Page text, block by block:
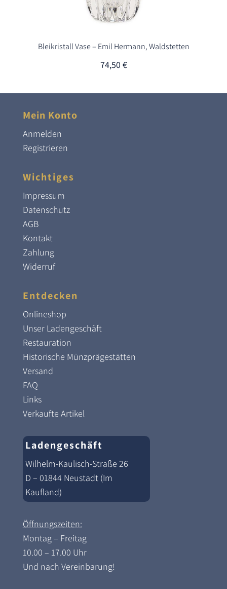
Bleikristall Vase – Emil Hermann, Waldstetten
74,50 €
Mein Konto
Anmelden
Registrieren
Wichtiges
Impressum
Datenschutz
AGB
Kontakt
Zahlung
Widerruf
Entdecken
Onlineshop
Unser Ladengeschäft
Restauration
Historische Münzprägestätten
Versand
FAQ
Links
Verkaufte Artikel
Ladengeschäft
Wilhelm-Kaulisch-Straße 26
D – 01844 Neustadt (Im
Kaufland)
Öffnungszeiten:
Montag – Freitag
10.00 – 17.00 Uhr
Und nach Vereinbarung!